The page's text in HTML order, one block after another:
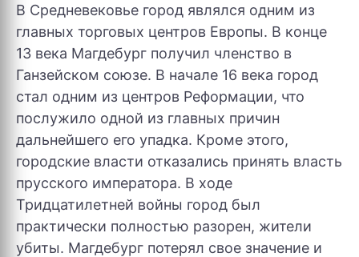
В Средневековье город являлся одним из
главных торговых центров Европы. В конце
13 века Магдебург получил членство в
Ганзейском союзе. В начале 16 века город
стал одним из центров Реформации, что
послужило одной из главных причин
дальнейшего его упадка. Кроме этого,
городские власти отказались принять власть
прусского императора. В ходе
Тридцатилетней войны город был
практически полностью разорен, жители
убиты. Магдебург потерял свое значение и